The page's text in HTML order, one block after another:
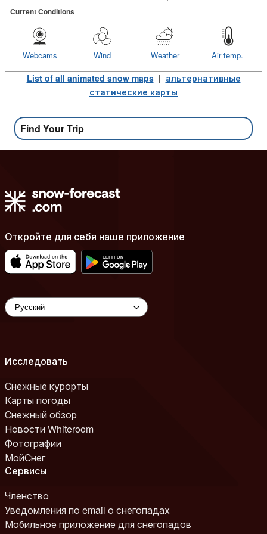
Current Conditions
Air temp.
Weather
Wind
Webcams
List of all animated snow maps| альтернативные
статические карты
Find Your Trip
Откройте для себя наше приложение
Исследовать
Снежные курорты
Карты погоды
Снежный обзор
Новости Whiteroom
Фотографии
МойСнег
Сервисы
Членство
Уведомления по email о снегопадах
Мобильное приложение для снегопадов